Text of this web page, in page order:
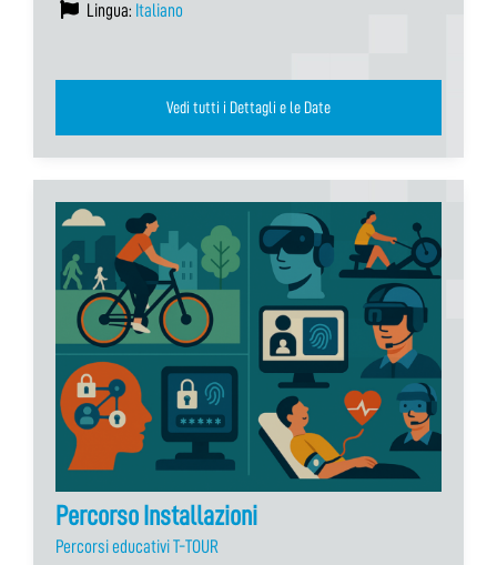
Lingua: Italiano
Vedi tutti i Dettagli e le Date
Percorso Installazioni
Percorsi educativi T-TOUR